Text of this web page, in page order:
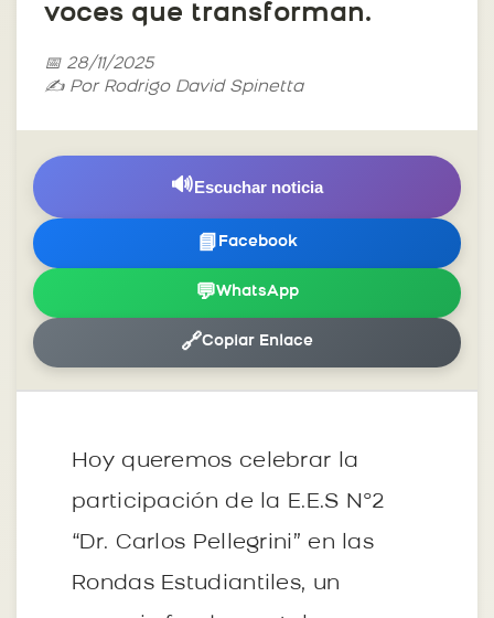
voces que transforman.
📅 28/11/2025
✍️ Por Rodrigo David Spinetta
🔊Escuchar noticia
📘 Facebook
💬WhatsApp
🔗Copiar Enlace
Hoy queremos celebrar la
participación de la E.E.S N°2
“Dr. Carlos Pellegrini” en las
Rondas Estudiantiles, un